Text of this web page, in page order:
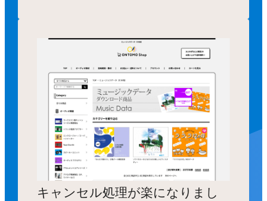
キャンセル処理が楽になりまし